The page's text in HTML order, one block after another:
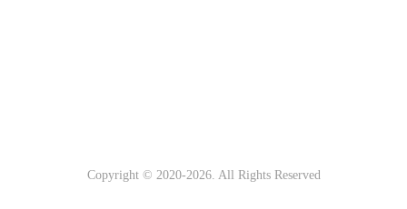
Copyright © 2020-2026. All Rights Reserved